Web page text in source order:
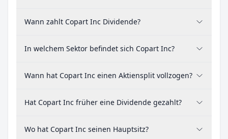
Wann zahlt Copart Inc Dividende?
In welchem Sektor befindet sich Copart Inc?
Wann hat Copart Inc einen Aktiensplit vollzogen?
Hat Copart Inc früher eine Dividende gezahlt?
Wo hat Copart Inc seinen Hauptsitz?